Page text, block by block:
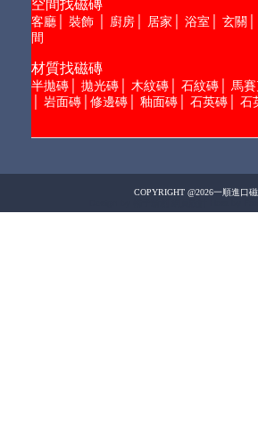
空間找磁磚
客廳│ 裝飾│ 廚房│ 居家 浴室 玄關
間
材質找磁磚
半拋磚│ 拋光磚│ 木紋磚│ 石紋磚│ 馬
岩面磚│ 修邊磚│ 釉面磚│ 石英磚│ 石
COPYRIGHT @2026一順進口